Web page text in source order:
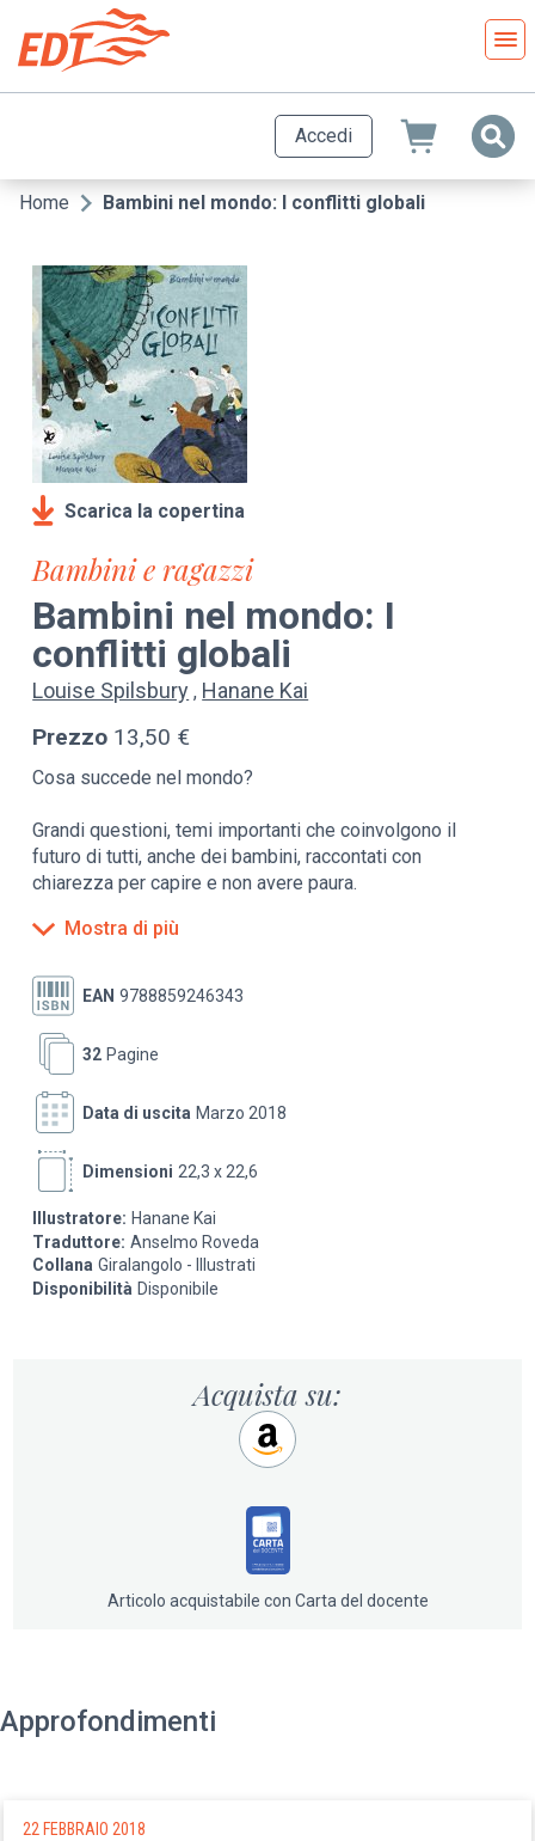
contenuto
principale
Accedi
Briciole
pane
Home Bambini nel mondo: I conflitti globali
Scarica la copertina
Bambini e ragazzi
Bambini nel mondo: I
conflitti globali
Louise Spilsbury Hanane Kai
Prezzo 13,50 €
Cosa succede nel mondo?
Grandi questioni, temi importanti che coinvolgono il
futuro di tutti, anche dei bambini, raccontati con
chiarezza per capire e non avere paura.
Non sempre tutti vanno d’accordo. Quando non lo fanno
del male l'un l'altro. Quando vediamo o sentiamo notizie
sui conflitti in giro per il mondo ci possiamo sentire
tristi, arrabbiati e spaventati. Questo libro ti aiuterà a
capire cosa sta succedendo.
Mostra di più
EAN 9788859246343
Pagine
32
Data di uscita Marzo 2018
Dimensioni 22,3 x 22,6
Illustratore: Hanane Kai
Traduttore: Anselmo Roveda
Collana Giralangolo - Illustrati
Disponibilità Disponibile
Acquista su:
Articolo acquistabile con Carta del docente
Approfondimenti
22 FEBBRAIO 2018